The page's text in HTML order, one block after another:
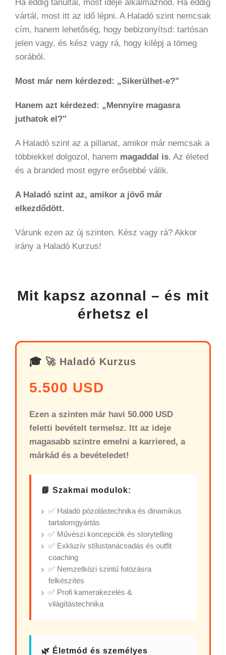
Ha eddig tanultál, most ideje alkalmaznod. Ha eddig
vártál, most itt az idő lépni. A Haladó szint nemcsak
cím, hanem lehetőség, hogy bebizonyítsd: tartósan
jelen vagy, és kész vagy rá, hogy kilépj a tömeg
sorából.
Most már nem kérdezed: „Sikerülhet-e?"
Hanem azt kérdezed: „Mennyire magasra
juthatok el?"
A Haladó szint az a pillanat, amikor már nemcsak a
többiekkel dolgozol, hanem magaddal is. Az életed
és a branded most egyre erősebbé válik.
A Haladó szint az, amikor a jövő már
elkezdődött.
Várunk ezen az új szinten. Kész vagy rá? Akkor
irány a Haladó Kurzus!
Mit kapsz azonnal – és mit
érhetsz el
🎓 🚀 Haladó Kurzus
5.500 USD
Ezen a szinten már havi 50.000 USD
feletti bevételt termelsz. Itt az ideje
magasabb szintre emelni a karriered, a
márkád és a bevételedet!
📘 Szakmai modulok:
✅ Haladó pózolástechnika és dinamikus
tartalomgyártás
✅ Művészi koncepciók és storytelling
✅ Exkluzív stílustanácsadás és outfit
coaching
✅ Nemzetközi szintű fotózásra
felkészítés
✅ Profi kamerakezelés &
világítástechnika
🌿 Életmód és személyes